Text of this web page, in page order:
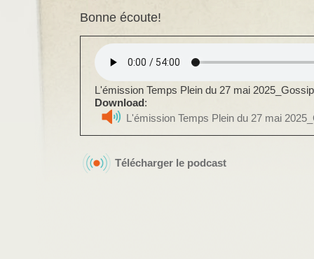
Bonne écoute!
L'émission Temps Plein du 27 mai
Download:
L'émission Temps Plein du 27 mai
Télécharger le podcast